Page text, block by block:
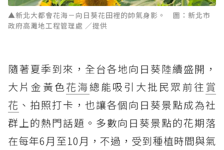
▲新北大都會花海－向日葵花田裡的帥氣身影。 圖：新北市
政府高灘地工程管理處 ／提供
隨著夏季到來，全台各地向日葵陸續盛開，
大片金黃色花海總能吸引大批民眾前往 賞
花 、拍照打卡，也讓各個向日葵景點成為社
群上的熱門話題。多數向日葵景點的花期落
在每年6月至10月，不過，受到種植時間與氣